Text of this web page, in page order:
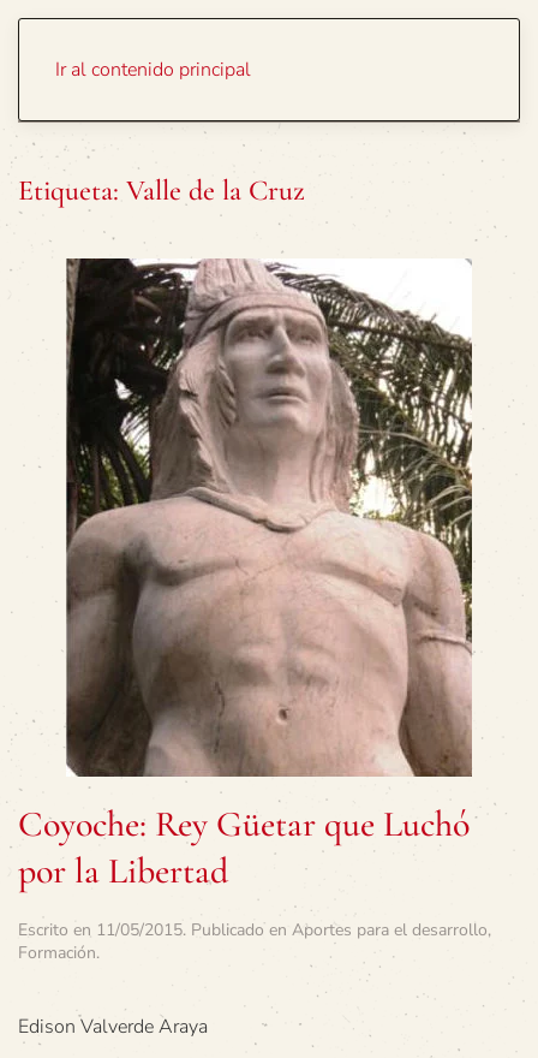
Ir al contenido principal
Etiqueta: Valle de la Cruz
Coyoche: Rey Güetar que Luchó
por la Libertad
Escrito en 11/05/2015. Publicado en Aportes para el desarrollo,
Formación.
Edison Valverde Araya